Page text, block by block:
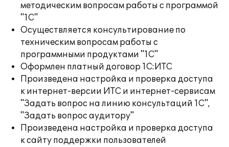
методическим вопросам работы с программой
"1С"
Осуществляется консультирование по
техническим вопросам работы с
программными продуктами "1С"
Оформлен платный договор 1С:ИТС
Произведена настройка и проверка доступа
к интернет-версии ИТС и интернет-сервисам
"Задать вопрос на линию консультаций 1С",
"Задать вопрос аудитору"
Произведена настройка и проверка доступа
к сайту поддержки пользователей